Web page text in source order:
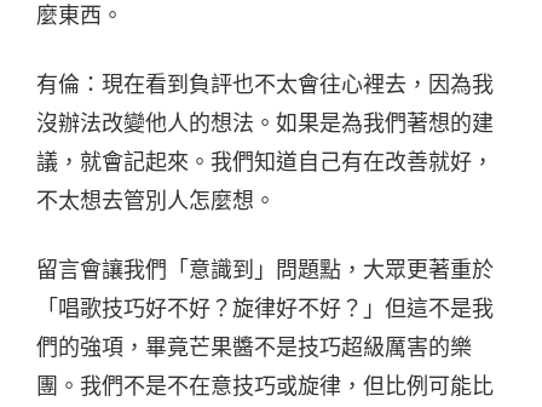
麼東西。
有倫：現在看到負評也不太會往心裡去，因為我
沒辦法改變他人的想法。如果是為我們著想的建
議，就會記起來。我們知道自己有在改善就好，
不太想去管別人怎麼想 。
留言會讓我們「意識到」問題點，大眾更著重於
「唱歌技巧好不好？旋律好不好？」但這不是我
們的強項，畢竟芒果醬不是技巧超級厲害的樂
團。我們不是不在意技巧或旋律，但比例可能比